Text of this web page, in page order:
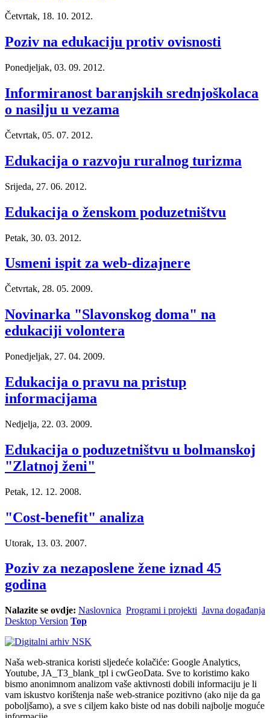
Četvrtak, 18. 10. 2012.
Poziv na edukaciju protiv ovisnosti
Ponedjeljak, 03. 09. 2012.
Informiranost baranjskih srednjoškolaca
o nasilju u vezama
Četvrtak, 05. 07. 2012.
Edukacija o razvoju ruralnog turizma
Srijeda, 27. 06. 2012.
Edukacija o ženskom poduzetništvu
Petak, 30. 03. 2012.
Usmeni ispit za web-dizajnere
Četvrtak, 28. 05. 2009.
Novinarka "Slavonskog doma" na
edukaciji volontera
Ponedjeljak, 27. 04. 2009.
Edukacija o pravu na pristup
informacijama
Nedjelja, 22. 03. 2009.
Edukacija o poduzetništvu u bolmanskoj
"Zlatnoj ženi"
Petak, 12. 12. 2008.
"Cost-benefit" analiza
Utorak, 13. 03. 2007.
Poziv za nezaposlene žene iznad 45
godina
Nalazite se ovdje: Naslovnica Programi i projekti Javna događanja
Desktop Version Top
Naša web-stranica koristi sljedeće kolačiće: Google Analytics,
Youtube, JA_T3_blank_tpl i cwGeoData. Sve to koristimo kako
bismo anonimnom analizom vaše aktivnosti dobili informaciju je li
vam iskustvo korištenja naše web-stranice pozitivno (ako nije da ga
poboljšamo), a sve s ciljem kako biste od nas dobili najbolje moguće